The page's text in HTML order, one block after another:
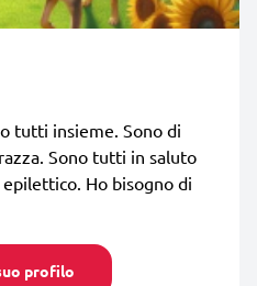
tutti insieme. Sono di
Sono tutti in saluto
Ho bisogno di
profilo